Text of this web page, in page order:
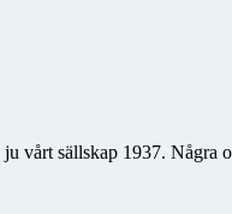
vårt sällskap 1937.